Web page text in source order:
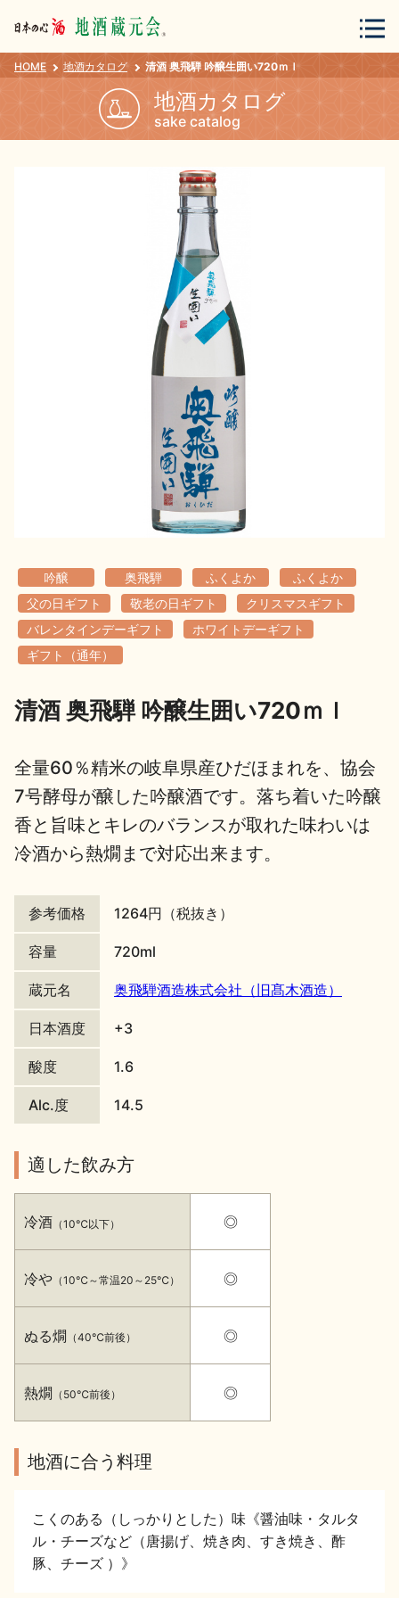
会員登録 ログイン
地酒カタログ
地酒解体新書
お楽しみコンテンツ
地酒川柳 地酒小説
日本酒の楽しみ方特集
美味しい地酒の選び方
HOME 地酒カタログ 清酒 奥飛騨 吟醸生囲い720ｍｌ
地酒カタログ
sake catalog
吟醸 奥飛騨 ふくよか
ふくよか
父の日ギフト
敬老の日ギフト
クリスマスギフト
バレンタインデーギフト
ホワイトデーギフト
ギフト（通年）
清酒 奥飛騨 吟醸生囲い720ｍｌ
全量60％精米の岐阜県産ひだほまれを、協会
7号酵母が醸した吟醸酒です。落ち着いた吟醸
香と旨味とキレのバランスが取れた味わいは
冷酒から熱燗まで対応出来ます。
参考価格 1264円（税抜き）
容量 720ml
蔵元名 奥飛騨酒造株式会社（旧髙木酒造）
日本酒度 +3
酸度 1.6
Alc.度 14.5
適した飲み方
冷酒 （10℃以下）
冷や （10℃～常温20～25℃）
ぬる燗 （40℃前後）
熱燗 （50℃前後）
◎
◎
◎
◎
地酒に合う料理
こくのある（しっかりとした）味《醤油味・タルタ
ル・チーズなど（唐揚げ、焼き肉、すき焼き、酢
豚、チーズ ）》